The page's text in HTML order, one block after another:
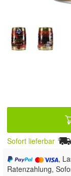
Sofort lieferbar
,
Ratenzahlung,